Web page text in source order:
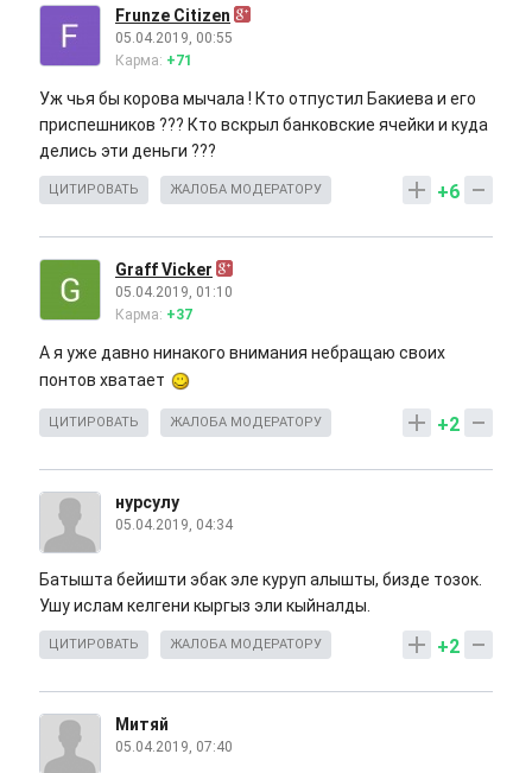
Frunze Citizen
05.04.2019, 00:55
Карма: +71
Уж чья бы корова мычала ! Кто отпустил Бакиева и его
приспешников ??? Кто вскрыл банковские ячейки и куда
делись эти деньги ???
+6
ЦИТИРОВАТЬ ЖАЛОБА МОДЕРАТОРУ
Graff Vicker
05.04.2019, 01:10
Карма: +37
А я уже давно нинакого внимания небращаю своих
понтов хватает
+2
ЦИТИРОВАТЬ ЖАЛОБА МОДЕРАТОРУ
нурсулу
05.04.2019, 04:34
Батышта бейишти эбак эле куруп алышты, бизде тозок.
Ушу ислам келгени кыргыз эли кыйналды.
+2
ЦИТИРОВАТЬ ЖАЛОБА МОДЕРАТОРУ
Митяй
05.04.2019, 07:40